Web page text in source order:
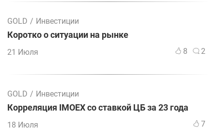
GOLD / Инвестиции
Коротко о ситуации на рынке
21 Июля 8 2
GOLD / Инвестиции
Корреляция IMOEX со ставкой ЦБ за 23 года
18 Июля 7